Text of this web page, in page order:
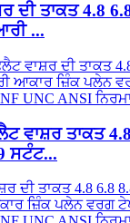
ਦੀ ਤਾਕਤ 4.8
...
ਵਾਸ਼ਰ ਤਾਕਤ
ਸਟੰਟ...